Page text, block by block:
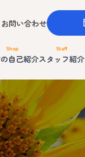
お問い合わせ
Shop
自己紹介
Staff
スタッフ紹介